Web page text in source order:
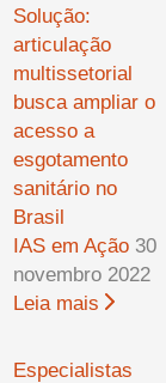
Solução:
articulação
multissetorial
busca ampliar o
acesso a
esgotamento
sanitário no
Brasil
IAS em Ação 30
novembro 2022
Leia mais
Especialistas